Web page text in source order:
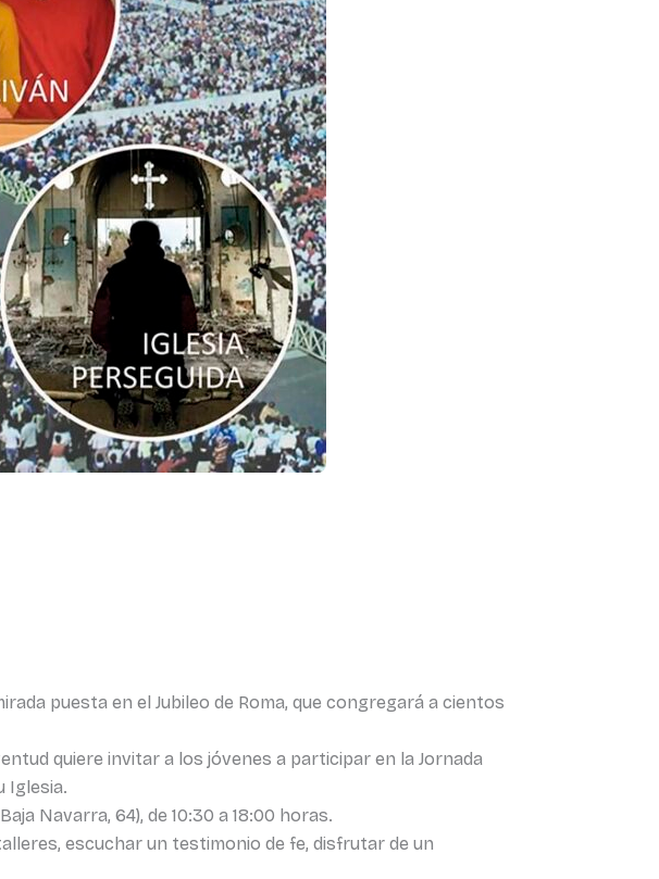
puesta en el Jubileo de Roma, que congregará a cientos
quiere invitar a los jóvenes a participar en la Jornada
Iglesia.
Navarra, 64), de 10:30 a 18:00 horas.
escuchar un testimonio de fe, disfrutar de un